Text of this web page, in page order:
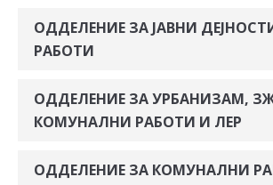
ОДДЕЛЕНИЕ ЗА ЈАВНИ
РАБОТИ
ОДДЕЛЕНИЕ ЗА УРБАНИЗАМ,
КОМУНАЛНИ РАБОТИ И ЛЕР
ОДДЕЛЕНИЕ ЗА КОМУНАЛНИ